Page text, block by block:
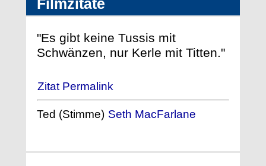
Filmzitate
"Es gibt keine Tussis mit
Schwänzen, nur Kerle mit Titten."
Zitat Permalink
Ted (Stimme) Seth MacFarlane